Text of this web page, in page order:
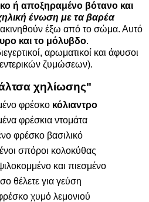
ή αποξηραμένο βότανο και
ένωση με τα βαρέα
έξω από το σώμα. Αυτό
και το μόλυβδο.
αρωματικοί και άφυσοι
ζυμώσεων).
χηλίωσης"
φρέσκο ​​κόλιαντρο
φρέσκια ντομάτα
φρέσκο ​​βασιλικό
σπόροι κολοκύθας
και πιεσμένο
θέλετε για γεύση
χυμό λεμονιού